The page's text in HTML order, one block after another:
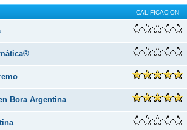
CALIFICACION
Bora Argentina